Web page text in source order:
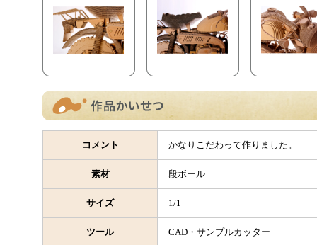
コメント かなりこだわって作りました。
素材 段ボール
サイズ 1/1
ツール CAD・サンプルカッター